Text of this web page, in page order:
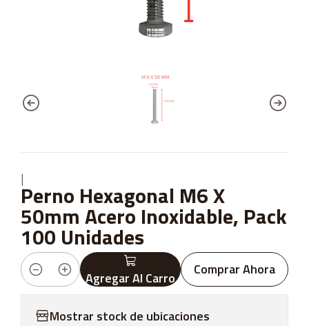
|
Perno Hexagonal M6 X
50mm Acero Inoxidable, Pack
100 Unidades
Cantidad Agregar Al Carro Comprar Ahora
Mostrar stock de ubicaciones